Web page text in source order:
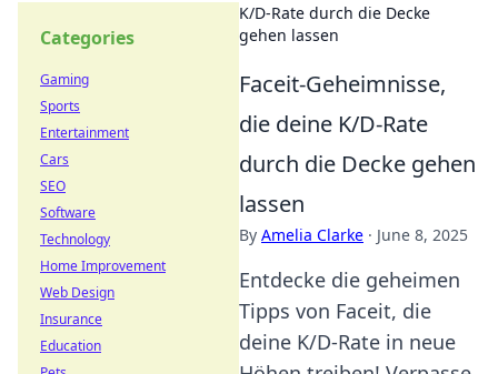
K/D-Rate durch die Decke
gehen lassen
Faceit-Geheimnisse,
die deine K/D-Rate
durch die Decke gehen
lassen
By Amelia Clarke · June 8, 2025
Entdecke die geheimen
Tipps von Faceit, die
deine K/D-Rate in neue
Categories
Gaming
Sports
Entertainment
Cars
SEO
Software
Technology
Home Improvement
Web Design
Insurance
Education